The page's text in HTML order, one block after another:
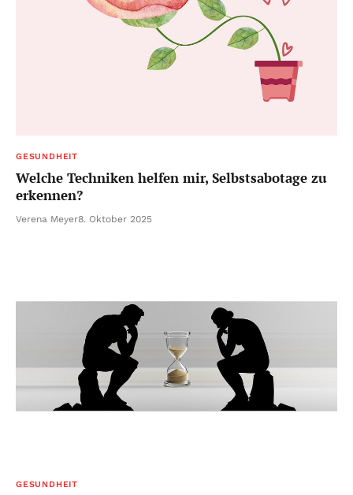
GESUNDHEIT
Welche Techniken helfen mir, Selbstsabotage zu
erkennen?
Verena Meyer8. Oktober 2025
GESUNDHEIT